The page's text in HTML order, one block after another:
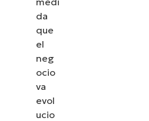
da
que
el
neg
ocio
va
evol
ucio